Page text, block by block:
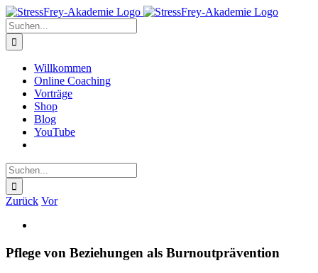
Zum
Inhalt
springen
Suche
nach:
Willkommen
Online Coaching
Vorträge
Shop
Blog
YouTube
Suche
nach:
Zurück Vor
Bild
Pflege von Beziehungen als Burnoutprävention